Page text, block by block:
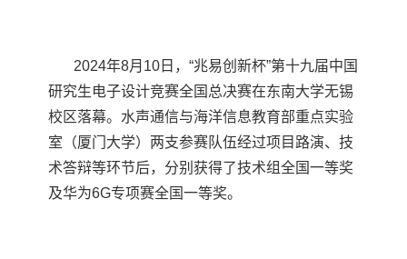
查看详情
查看详情
2024年8月 10 日，“兆易创新杯”第十九届中国
研究生电子设计竞赛全国总决赛在东南大学无锡
校区落幕。水声通信与海洋信息教育部重点实验
室（厦门大学）两支参赛队伍经过项目路演、技
术答辩等环节后，分别获得了技术组全国一等奖
及华为6G专项赛全国一等奖。